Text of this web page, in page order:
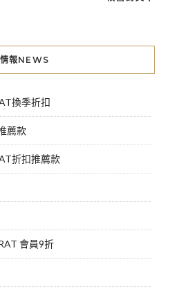
報NEWS
換季折扣
薦款
折扣推薦款
會員9折